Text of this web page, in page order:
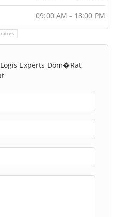
09:00 AM - 18:00 PM
Logis Experts Dom�rat,